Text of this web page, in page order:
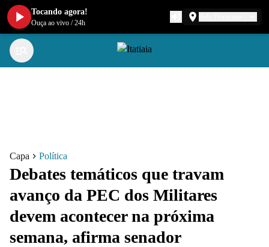
Capa Política
Debates temáticos que travam
avanço da PEC dos Militares
devem acontecer na próxima
semana, afirma senador
Tocando agora!
Ouça ao vivo /24h